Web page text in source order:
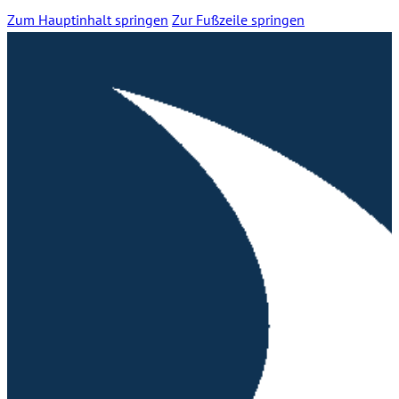
Zum Hauptinhalt springen Zur Fußzeile springen